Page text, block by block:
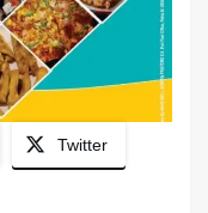
Twitter